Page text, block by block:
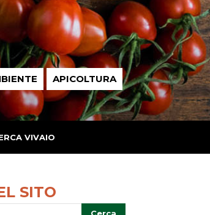
APICOLTURA
VIVAIO
SITO